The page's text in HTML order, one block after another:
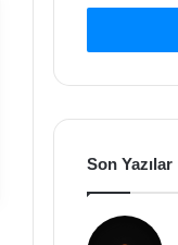
Son Yazılar